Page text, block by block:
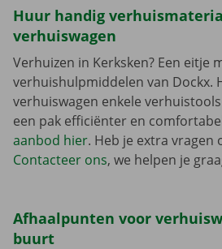
Huur handig
verhuiswagen
Verhuizen in Kerksken? Een eitje
verhuishulpmiddelen van Dockx.
verhuiswagen enkele
een pak efficiënter en
aanbod hier. Heb je extra vragen
Contacteer ons, we helpen je
Afhaalpunten voor
buurt